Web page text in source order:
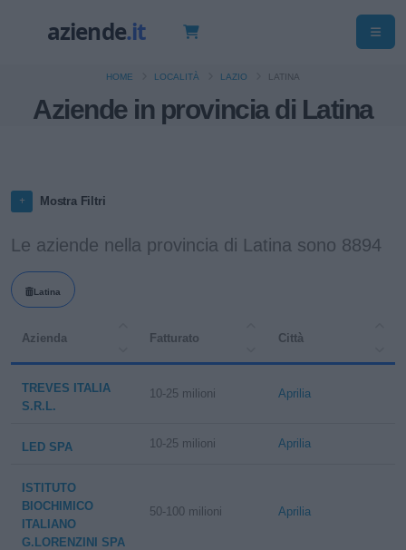
Aziende in provincia di Latina
HOME LOCALITÀ LAZIO LATINA
Mostra Filtri
Le aziende nella provincia di Latina sono 8894
Latina
Azienda Fatturato Città
TREVES ITALIA
S.R.L.
10-25 milioni Aprilia
LED SPA 10-25 milioni Aprilia
ISTITUTO
BIOCHIMICO
ITALIANO
G.LORENZINI SPA
50-100 milioni Aprilia